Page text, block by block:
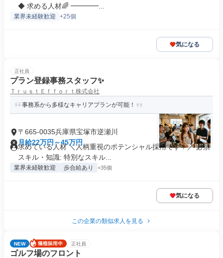
◆ 求める人材🌈 ━━━━...
業界未経験歓迎 +25個
気になる
正社員
プラン登録事務スタッフ✨️
ＴｒｕｓｔＥｆｆｏｒｔ株式会社
事務系から多様なキャリアプランが可能！
〒665-0035兵庫県宝塚市逆瀬川
月給22万円～45万円
求めている人材 ＼人柄重視のポテンシャル採用です！／ 必須
スキル・知識: 特別なスキル...
業界未経験歓迎 歩合給あり +35個
気になる
この企業の類似求人を見る
NEW 正社員
ゴルフ場のフロント